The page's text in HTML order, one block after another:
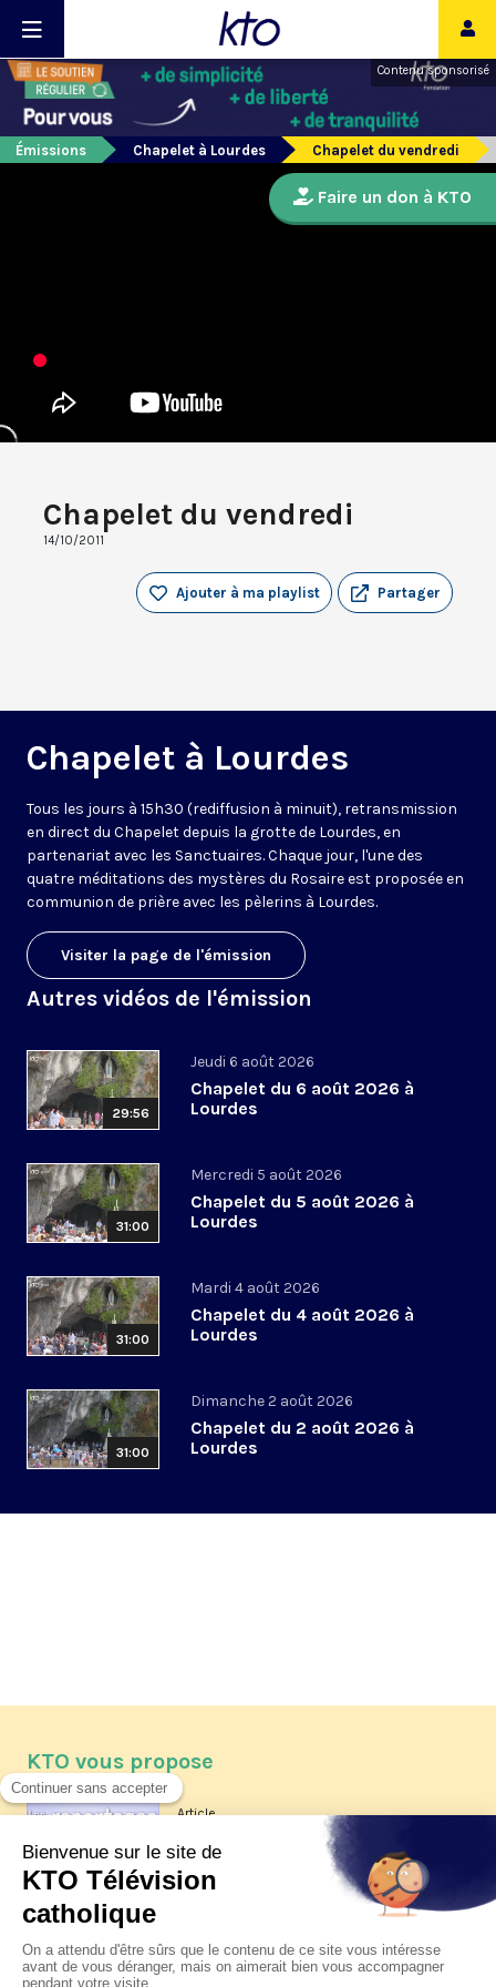
Contenu sponsorisé
Émissions Chapelet à Lourdes Chapelet du vendredi
Chapelet du vendredi
14/10/2011
Partager
Ajouter à ma playlist
Chapelet à Lourdes
Tous les jours à 15h30 (rediffusion à minuit), retransmission
en direct du Chapelet depuis la grotte de Lourdes, en
partenariat avec les Sanctuaires. Chaque jour, l'une des
quatre méditations des mystères du Rosaire est proposée en
communion de prière avec les pèlerins à Lourdes.
Visiter la page de l'émission
Autres vidéos de l'émission
29:56
Jeudi 6 août 2026
Chapelet du 6 août 2026 à
Lourdes
31:00
Mercredi 5 août 2026
Chapelet du 5 août 2026 à
Lourdes
31:00
Mardi 4 août 2026
Chapelet du 4 août 2026 à
Lourdes
31:00
Dimanche 2 août 2026
Chapelet du 2 août 2026 à
Lourdes
Faire un don à KTO
KTO vous propose
Article
Les reportages d'été 2026 de KTO
La visite pastorale du pape Léon
XIV à Assise à suivre sur KTO le
jeudi 6 août